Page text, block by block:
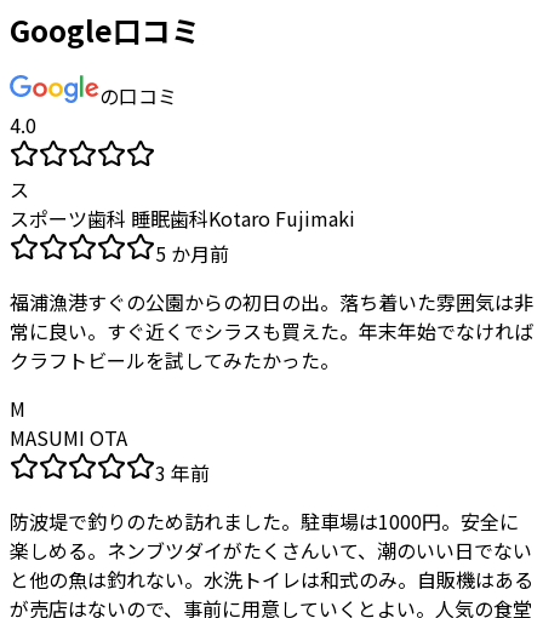
Google口コミ
の口コミ
4.0
ス
スポーツ歯科 睡眠歯科Kotaro Fujimaki
5 か月前
福浦漁港すぐの公園からの初日の出。落ち着いた雰囲気は非
常に良い。すぐ近くでシラスも買えた。年末年始でなければ
クラフトビールを試してみたかった。
M
MASUMI OTA
3 年前
防波堤で釣りのため訪れました。駐車場は1000円。安全に
楽しめる。ネンブツダイがたくさんいて、潮のいい日でない
と他の魚は釣れない。水洗トイレは和式のみ。自販機はある
が売店はないので、事前に用意していくとよい。人気の食堂